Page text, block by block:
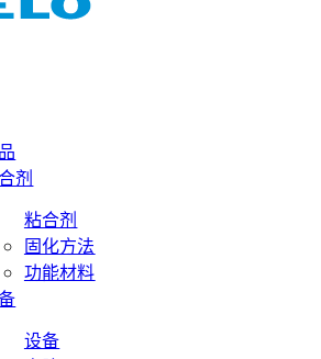
剂
粘合剂
固化方法
功能材料
设备